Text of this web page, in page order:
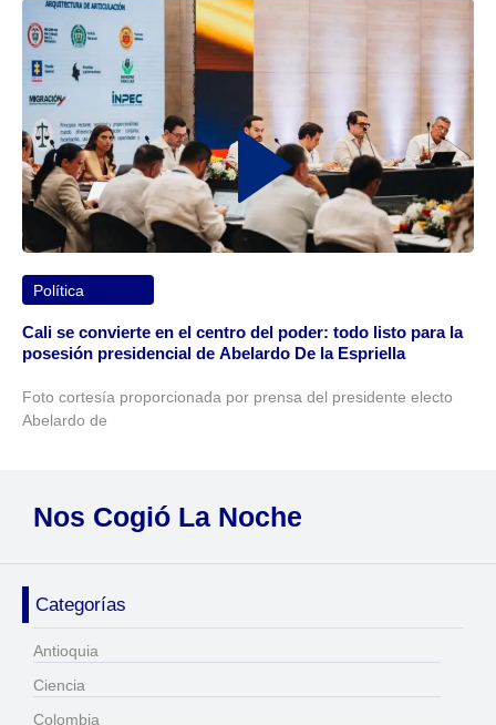
Política
Cali se convierte en el centro del poder: todo listo para la
posesión presidencial de Abelardo De la Espriella
Foto cortesía proporcionada por prensa del presidente electo
Abelardo de
Nos Cogió La Noche
Categorías
Antioquia
Ciencia
Colombia